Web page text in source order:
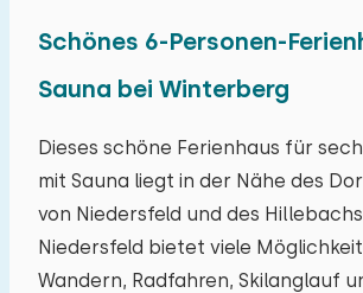
Schönes 6-Personen-
Sauna bei Winterberg
Dieses schöne Ferienhaus für
mit Sauna liegt in der Nähe des
von Niedersfeld und des
Niedersfeld bietet viele
Wandern, Radfahren, Skilanglauf
August 2026
Mo Di Mi Do Fr
27 28 29 30 31